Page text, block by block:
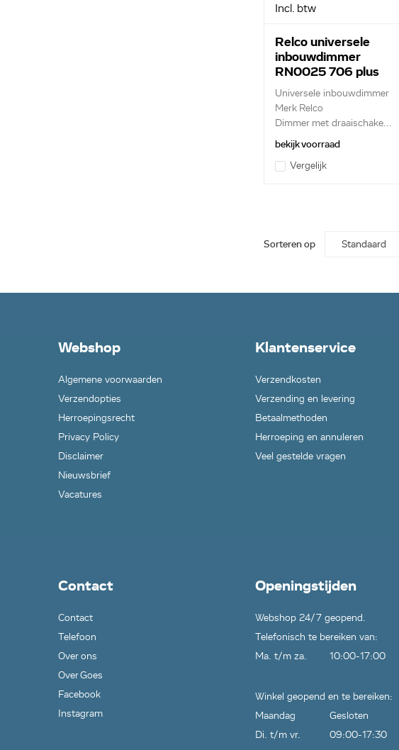
Incl. btw
Relco universele
inbouwdimmer
RN0025 706 plus
Universele inbouwdimmer
Merk Relco
Dimmer met draaischake...
bekijk voorraad
Vergelijk
Sorteren op
Webshop
Algemene voorwaarden
Verzendopties
Herroepingsrecht
Privacy Policy
Disclaimer
Nieuwsbrief
Vacatures
Klantenservice
Verzendkosten
Verzending en levering
Betaalmethoden
Herroeping en annuleren
Veel gestelde vragen
Contact
Contact
Telefoon
Over ons
Over Goes
Facebook
Instagram
Openingstijden
Webshop 24/7 geopend.
Telefonisch te bereiken van:
Ma. t/m za.
10:00-17:00
Winkel geopend en te bereiken:
Maandag
Gesloten
Di. t/m vr.
09:00-17:30